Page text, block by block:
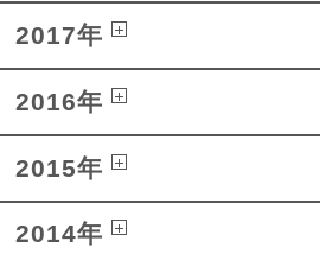
2017年
2016年
2015年
2014年